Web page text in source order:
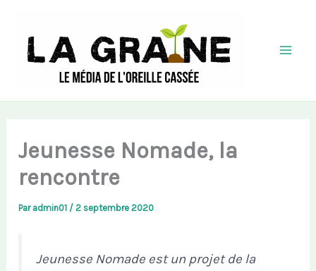
contenu
Jeunesse Nomade, la
rencontre
Par admin01 /2 septembre 2020
Jeunesse Nomade est un projet de la